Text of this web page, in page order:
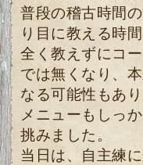
普段の稽古時間
り目に教える時
全く教えずにコ
では無くなり、
なる可能性もあり
メニューもしっ
挑みました。
当日は、自主練